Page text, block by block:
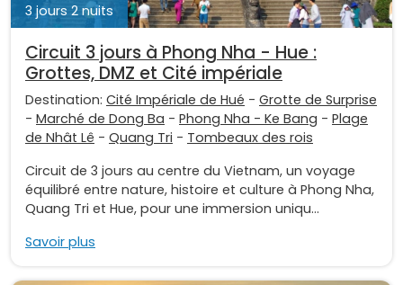
3 jours 2 nuits
Circuit 3 jours à Phong Nha - Hue :
Grottes, DMZ et Cité impériale
Destination: Cité Impériale de Hué - Grotte de Surprise
- Marché de Dong Ba - Phong Nha - Ke Bang - Plage
de Nhât Lê - Quang Tri - Tombeaux des rois
Circuit de 3 jours au centre du Vietnam, un voyage
équilibré entre nature, histoire et culture à Phong Nha,
Quang Tri et Hue, pour une immersion uniqu...
Savoir plus